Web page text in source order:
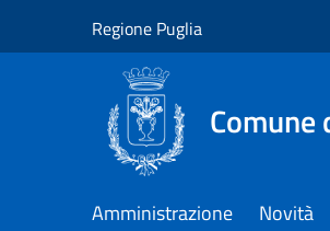
Regione Puglia
Amministrazione Novità